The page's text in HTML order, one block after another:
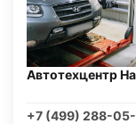
Автотехцентр
+7 (499) 288-